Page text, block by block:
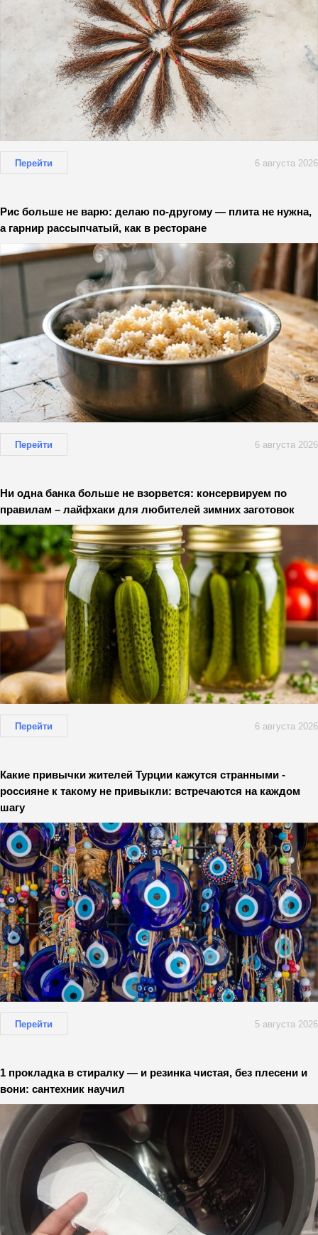
Перейти 6 августа 2026
Рис больше не варю: делаю по-другому — плита не нужна,
а гарнир рассыпчатый, как в ресторане
Перейти 6 августа 2026
Ни одна банка больше не взорвется: консервируем по
правилам – лайфхаки для любителей зимних заготовок
Перейти 6 августа 2026
Какие привычки жителей Турции кажутся странными -
россияне к такому не привыкли: встречаются на каждом
шагу
Перейти 5 августа 2026
1 прокладка в стиралку — и резинка чистая, без плесени и
вони: сантехник научил